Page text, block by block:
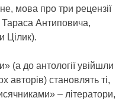
мова про три рецензії
Тараса Антиповича,
Цілик).
(а до антології увійшли
авторів) становлять ті,
– літератори,